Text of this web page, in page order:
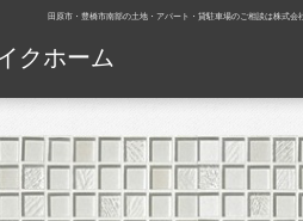
田原市・豊橋市南部の土地・アパート・貸駐車場のご相談は株式会
クホーム